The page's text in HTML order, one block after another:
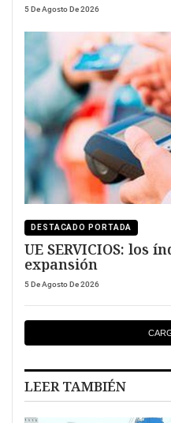
5 De Agosto De 2026
DESTACADO PORTADA
UE SERVICIOS: los
expansión
5 De Agosto De 2026
LEER TAMBIÉN